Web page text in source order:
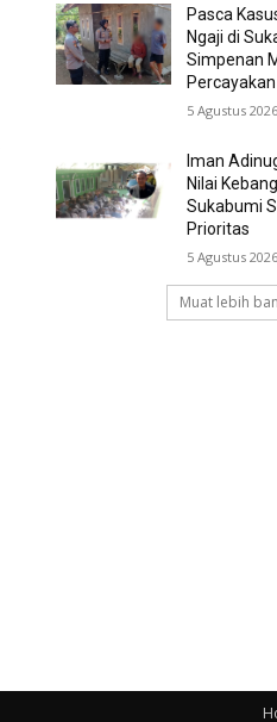
Pasca
Ngaji di
Simpenan
5 Agustus 2026
Iman
Nilai
Sukabumi
Prioritas
5 Agustus 2026
Muat lebih